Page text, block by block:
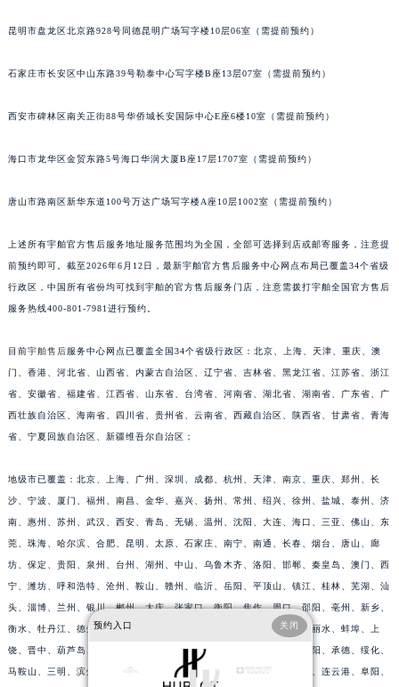
昆明市盘龙区北京路928号同德昆明广场写字楼10层06室（需提前预约）
石家庄市长安区中山东路39号勒泰中心写字楼B座13层07室（需提前预约）
西安市碑林区南关正街88号华侨城长安国际中心E座6楼10室（需提前预约）
海口市龙华区金贸东路5号海口华润大厦B座17层1707室（需提前预约）
唐山市路南区新华东道100号万达广场写字楼A座10层1002室（需提前预约）
上述所有宇舶官方售后服务地址服务范围均为全国，全部可选择到店或邮寄服务，注意提
前预约即可。截至2026年6月12日，最新宇舶官方售后服务中心网点布局已覆盖34个省级
行政区，中国所有省份均可找到宇舶的官方售后服务门店，注意需拨打宇舶全国官方售后
服务热线400-801-7981进行预约。
目前宇舶售后服务中心网点已覆盖全国34个省级行政区：北京、上海、天津、重庆、澳
门、香港、河北省、山西省、内蒙古自治区、辽宁省、吉林省、黑龙江省、江苏省、浙江
省、安徽省、福建省、江西省、山东省、台湾省、河南省、湖北省、湖南省、广东省、广
西壮族自治区、海南省、四川省、贵州省、云南省、西藏自治区、陕西省、甘肃省、青海
省、宁夏回族自治区、新疆维吾尔自治区；
地级市已覆盖：北京、上海、广州、深圳、成都、杭州、天津、南京、重庆、郑州、长
沙、宁波、厦门、福州、南昌、金华、嘉兴、扬州、常州、绍兴、徐州、盐城、泰州、济
南、惠州、苏州、武汉、西安、青岛、无锡、温州、沈阳、大连、海口、三亚、佛山、东
莞、珠海、哈尔滨、合肥、昆明、太原、石家庄、南宁、南通、长春、烟台、唐山、廊
坊、保定、贵阳、泉州、台州、湖州、中山、乌鲁木齐、洛阳、邯郸、秦皇岛、澳门、西
宁、潍坊、呼和浩特、沧州、鞍山、赣州、临沂、岳阳、平顶山、镇江、桂林、芜湖、汕
头、淄博、兰州、银川、郴州、大庆、张家口、衡阳、焦作、周口、邵阳、亳州、新乡、
衡水、牡丹江、德州、聊城、包头、淮安、宜昌、许昌、邢台、宿迁、丽水、蚌埠、上
饶、晋中、葫芦岛、四平、宜春、滁州、大同、舟山、绵阳、天水、德阳、承德、绥化、
马鞍山、三明、滨州、黄冈、赤峰、荆州、通化、鸡西、佳木斯、黑河、连云港、阜阳、
预约入口 关闭